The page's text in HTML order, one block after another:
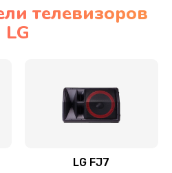
привода
клавиш, индикаторов,
телевизоров
LG
LG FJ7